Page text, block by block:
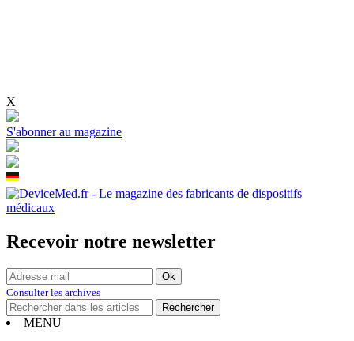
X
S'abonner au magazine
Recevoir notre newsletter
Consulter les archives
MENU